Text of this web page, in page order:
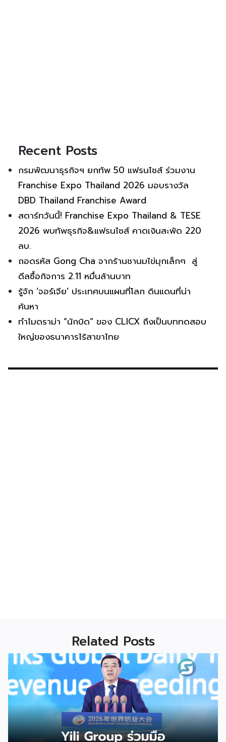
Recent Posts
กรมพัฒนาธุรกิจฯ ยกทัพ 50 แฟรนไชส์ ร่วมงาน
Franchise Expo Thailand 2026 มอบรางวัล
DBD Thailand Franchise Award
สตาร์ทวันนี้! Franchise Expo Thailand & TESE
2026 พบทัพธุรกิจ&แฟรนไชส์ คาดเงินสะพัด 220
ลบ.
ถอดรหัส Gong Cha จากร้านชานมไข่มุกเล็กๆ สู่
ดีลซื้อกิจการ 2.11 หมื่นล้านบาท
รู้จัก ‘จอร์เจีย’ ประเทศบนแผนที่โลก ดินแดนที่น่า
ค้นหา
ทำไมดราม่า “นักบิด” ของ CLICX ถึงเป็นบททดสอบ
ใหญ่ของธนาคารไร้สาขาไทย
Related Posts